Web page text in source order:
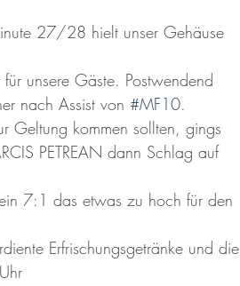
27/28 hielt unser Gehäuse
unsere Gäste. Postwendend
nach Assist von #MF10.
Geltung kommen sollten, gings
PETREAN dann Schlag auf
7:1 das etwas zu hoch für den
Erfrischungsgetränke und die
Uhr